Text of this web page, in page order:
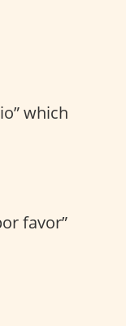
which
favor”